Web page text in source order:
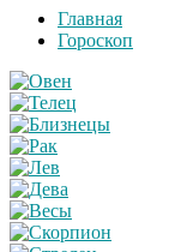
Главная
Гороскоп